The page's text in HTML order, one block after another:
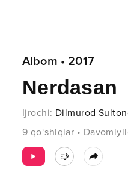
Albom • 2017
Nerdasan
Ijrochi: Dilmurod
9 qo‘shiqlar •